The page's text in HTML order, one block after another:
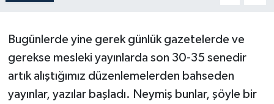
Bugünlerde yine gerek günlük gazetelerde ve
gerekse mesleki yayınlarda son 30-35 senedir
artık alıştığımız düzenlemelerden bahseden
yayınlar, yazılar başladı. Neymiş bunlar, şöyle bir